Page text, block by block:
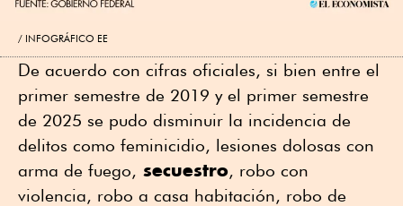
INFOGRÁFICO EE
De acuerdo con cifras oficiales, si bien entre el
primer semestre de 2019 y el primer semestre
de 2025 se pudo disminuir la incidencia de
delitos como feminicidio, lesiones dolosas con
arma de fuego, secuestro, robo con
violencia, robo a casa habitación, robo de